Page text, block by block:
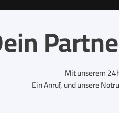
Mit unserem
Ein Anruf, und unsere